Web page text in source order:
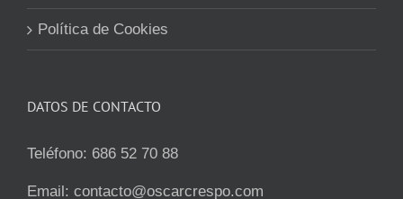
Política de Cookies
DATOS DE CONTACTO
Teléfono: 686 52 70 88
Email: contacto@oscarcrespo.com